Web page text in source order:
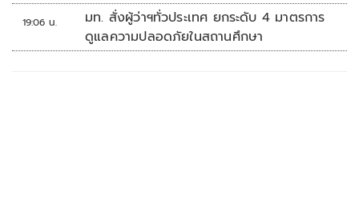
19:06 น.
มท. สั่งผู้ว่าฯทั่วประเทศ ยกระดับ 4 มาตรการ
ดูแลความปลอดภัยในสถานศึกษา